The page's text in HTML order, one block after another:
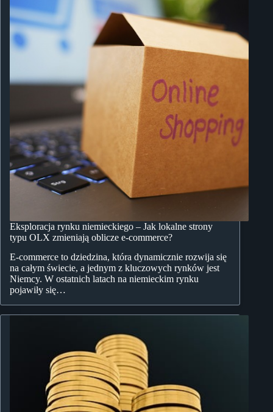
Eksploracja rynku niemieckiego – Jak lokalne strony
typu OLX zmieniają oblicze e-commerce?
E-commerce to dziedzina, która dynamicznie rozwija się
na całym świecie, a jednym z kluczowych rynków jest
Niemcy. W ostatnich latach na niemieckim rynku
pojawiły się…